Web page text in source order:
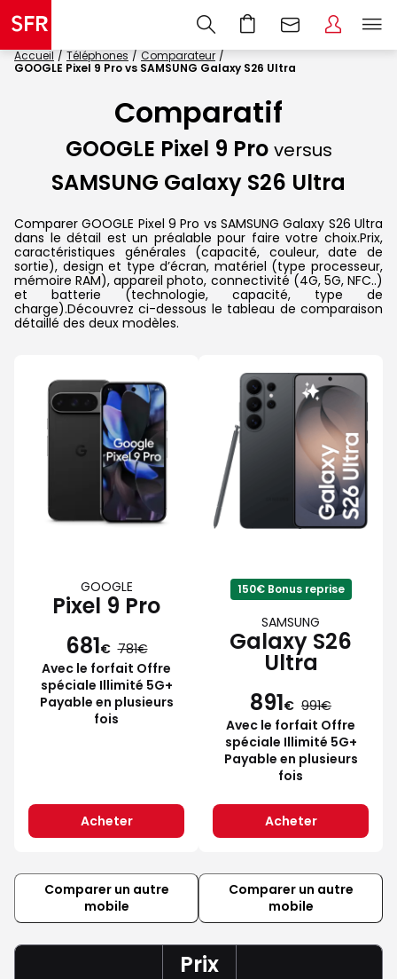
Accueil Téléphones
Comparateur
GOOGLE Pixel 9 Pro vs SAMSUNG Galaxy S26 Ultra
Comparatif
GOOGLE Pixel 9 Pro versus
SAMSUNG Galaxy S26 Ultra
Comparer GOOGLE Pixel 9 Pro vs SAMSUNG Galaxy S26 Ultra
dans le détail est un préalable pour faire votre choix.Prix,
caractéristiques générales (capacité, couleur, date de
sortie), design et type d’écran, matériel (type processeur,
mémoire RAM), appareil photo, connectivité (4G, 5G, NFC..)
et batterie (technologie, capacité, type de
charge).Découvrez ci-dessous le tableau de comparaison
détaillé des deux modèles.
GOOGLE
Pixel 9 Pro
681€ 781
Avec le forfait Offre
spéciale Illimité 5G+
Payable en plusieurs
fois
Acheter
150€ Bonus reprise
SAMSUNG
Galaxy S26
Ultra
891€ 991
Avec le forfait Offre
spéciale Illimité 5G+
Payable en plusieurs
fois
Acheter
Comparer un autre
mobile
Comparer un autre
mobile
Prix